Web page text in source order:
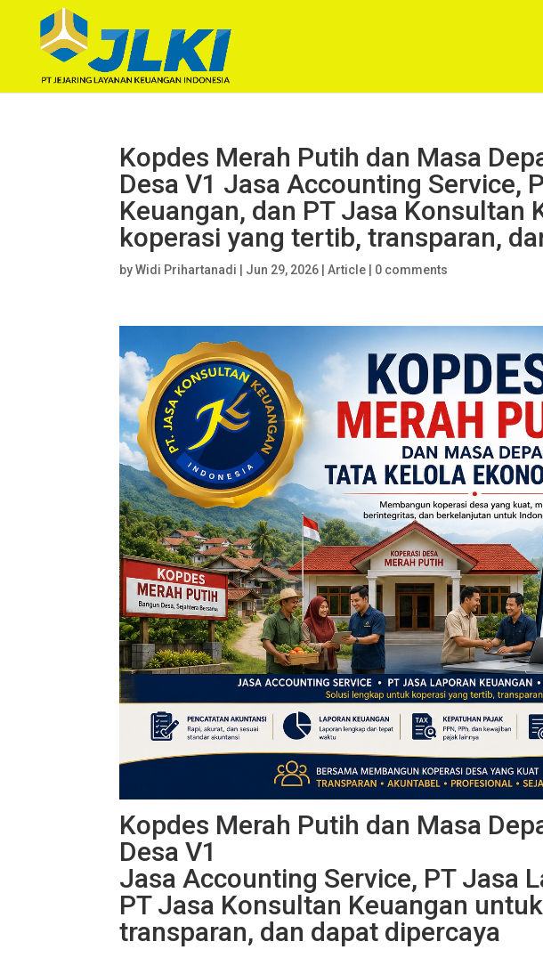
Kopdes Merah Putih dan Masa
Desa V1 Jasa Accounting Service,
Keuangan, dan PT Jasa Konsultan
koperasi yang tertib, transparan,
byWidi Prihartanadi Jun 29, 2026 |Article 0 comments
Kopdes Merah Putih dan Masa
Desa V1
Jasa Accounting Service, PT Jasa
PT Jasa Konsultan Keuangan
transparan, dan dapat dipercaya